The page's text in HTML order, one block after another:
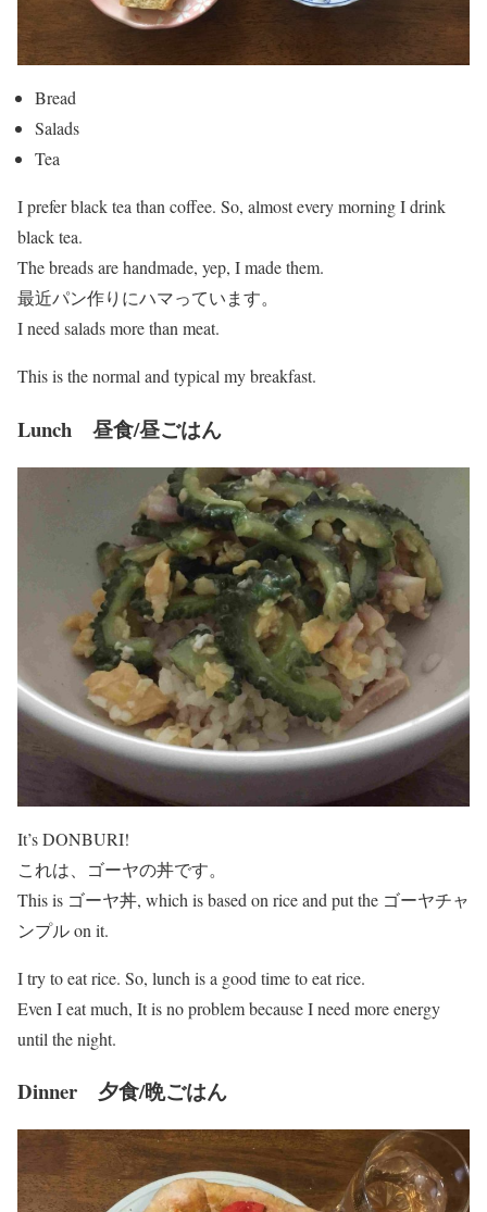
Bread
Salads
Tea
I prefer black tea than coffee. So, almost every morning I drink
black tea.
The breads are handmade, yep, I made them.
最近パン作りにハマっています。
I need salads more than meat.
This is the normal and typical my breakfast.
Lunch 昼食/昼ごはん
It’s DONBURI!
これは、ゴーヤの丼です。
This is ゴーヤ丼, which is based on rice and put the ゴーヤチャ
ンプル on it.
I try to eat rice. So, lunch is a good time to eat rice.
Even I eat much, It is no problem because I need more energy
until the night.
Dinner 夕食/晩ごはん